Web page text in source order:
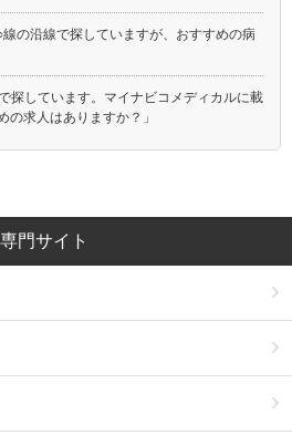
線の沿線で探していますが、おすすめの病
探しています。マイナビコメディカルに載
の求人はありますか？」
専門サイト